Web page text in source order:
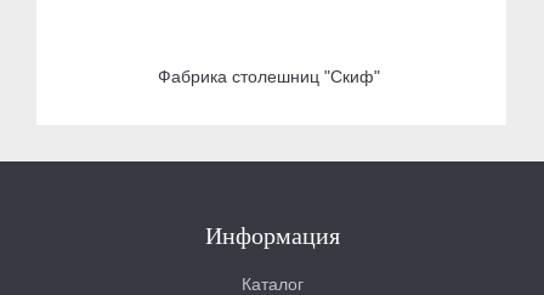
Фабрика столешниц "Скиф"
Информация
Каталог